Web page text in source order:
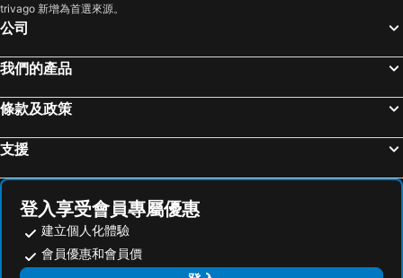
trivago 新增為首選來源。
公司
我們的產品
條款及政策
支援
登入享受會員專屬優惠
建立個人化體驗
會員優惠和會員價